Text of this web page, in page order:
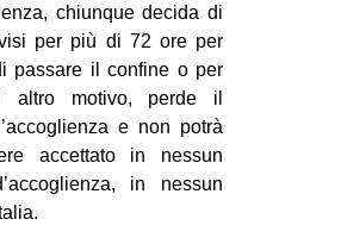
chiunque decida di
per più di 72 ore per
passare il confine o per
altro motivo, perde il
e non potrà
accettato in nessun
in nessun